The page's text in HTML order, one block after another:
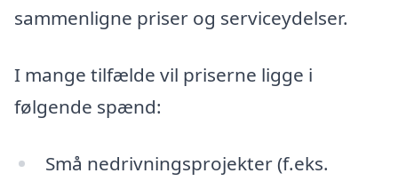
sammenligne priser og serviceydelser.
I mange tilfælde vil priserne ligge i
følgende spænd:
Små nedrivningsprojekter (f.eks.